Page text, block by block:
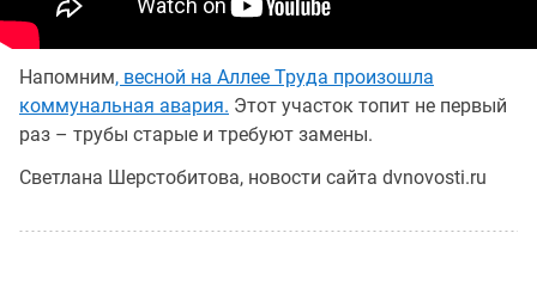
Напомним, весной на Аллее Труда произошла
коммунальная авария. Этот участок топит не первый
раз – трубы старые и требуют замены.
Светлана Шерстобитова, новости сайта dvnovosti.ru